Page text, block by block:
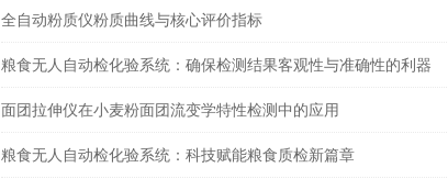
全自动粉质仪粉质曲线与核心评价指标
粮食无人自动检化验系统：确保检测结果客观性与准确性的利器
面团拉伸仪在小麦粉面团流变学特性检测中的应用
粮食无人自动检化验系统：科技赋能粮食质检新篇章